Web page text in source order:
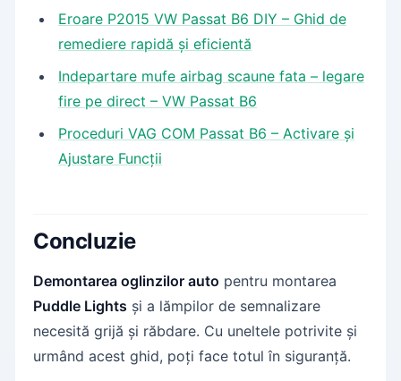
Eroare P2015 VW Passat B6 DIY – Ghid de
remediere rapidă și eficientă
Indepartare mufe airbag scaune fata – legare
fire pe direct – VW Passat B6
Proceduri VAG COM Passat B6 – Activare și
Ajustare Funcții
Concluzie
Demontarea oglinzilor auto pentru montarea
Puddle Lights și a lămpilor de semnalizare
necesită grijă și răbdare. Cu uneltele potrivite și
urmând acest ghid, poți face totul în siguranță.